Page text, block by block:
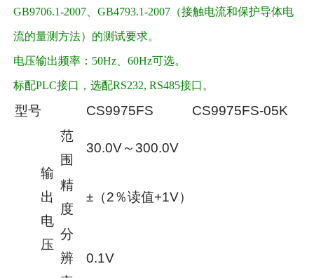
GB9706.1-2007、GB4793.1-2007（接触电流和保护导体电
流的量测方法）的测试要求。
电压输出频率：50Hz、60Hz可选。
标配PLC接口，选配RS232, RS485接口。
型号 CS9975FS CS9975FS-05K
输
出
电
压
范
围
30.0V～300.0V
精
度
±（2％读值+1V）
分
辨
0.1V